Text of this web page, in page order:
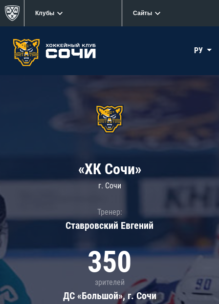
Клубы Сайты
РУ
«ХК Сочи»
г. Сочи
Тренер:
Ставровский Евгений
350
зрителей
ДС «Большой», г. Сочи